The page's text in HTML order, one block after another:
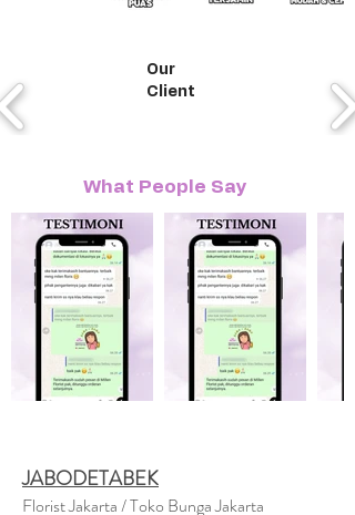
Our
Client
What People Say
JABODETABEK
Florist Jakarta / Toko Bunga Jakarta